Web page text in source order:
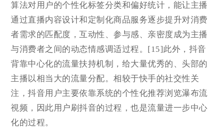
算法对用户的个性化标签分类和偏好统计，能让主播
通过直播内容设计和定制化商品服务逐步提升对消费
者需求的匹配度，互动性、参与感、亲密度成为主播
与消费者之间的动态情感调适过程。[15]此外，抖音
背靠中心化的流量扶持机制，给大量优秀的、头部的
主播以相当大的流量分配。相较于快手的社交性关
注，抖音用户主要依靠系统的个性化推荐浏览瀑布流
視频，因此用户刷抖音的过程，也是流量进一步中心
化的过程。